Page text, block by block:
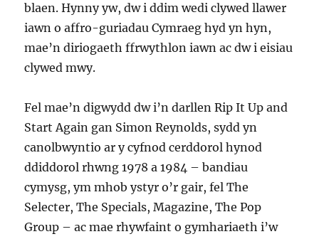
blaen. Hynny yw, dw i ddim wedi clywed llawer
iawn o affro-guriadau Cymraeg hyd yn hyn,
mae’n diriogaeth ffrwythlon iawn ac dw i eisiau
clywed mwy.
Fel mae’n digwydd dw i’n darllen Rip It Up and
Start Again gan Simon Reynolds, sydd yn
canolbwyntio ar y cyfnod cerddorol hynod
ddiddorol rhwng 1978 a 1984 – bandiau
cymysg, ym mhob ystyr o’r gair, fel The
Selecter, The Specials, Magazine, The Pop
Group – ac mae rhywfaint o gymhariaeth i’w